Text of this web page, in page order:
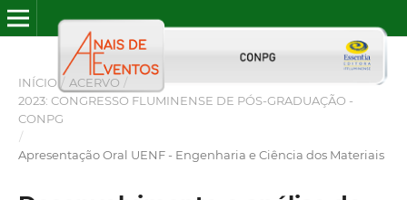
INÍCIO / ACERVO /
2023: CONGRESSO FLUMINENSE DE PÓS-GRADUAÇÃO -
CONPG
/
Apresentação Oral UENF - Engenharia e Ciência dos Materiais